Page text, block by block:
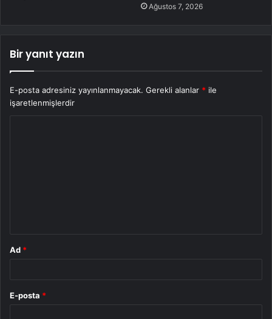
Ağustos 7, 2026
Bir yanıt yazın
E-posta adresiniz yayınlanmayacak. Gerekli alanlar * ile
işaretlenmişlerdir
Ad *
E-posta *